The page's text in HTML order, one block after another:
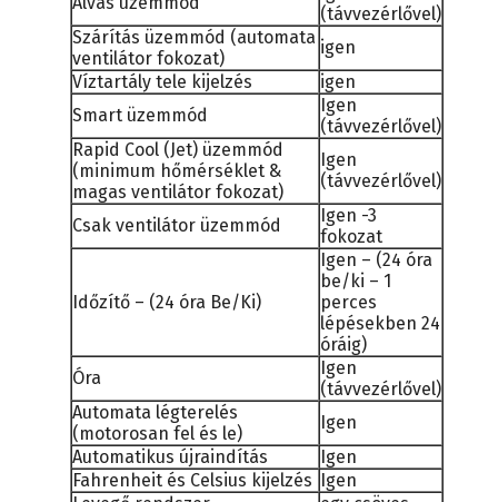
(távvezérlővel)
Szárítás üzemmód (automata
ventilátor fokozat)
igen
Víztartály tele kijelzés
igen
Smart üzemmód
Igen
(távvezérlővel)
Rapid Cool (Jet) üzemmód
(minimum hőmérséklet &
magas ventilátor fokozat)
Igen
(távvezérlővel)
Csak ventilátor üzemmód
Igen -3
fokozat
Időzítő – (24 óra Be/Ki)
Igen – (24 óra
be/ki – 1
perces
lépésekben 24
óráig)
Óra
Igen
(távvezérlővel)
Automata légterelés
(motorosan fel és le)
Igen
Automatikus újraindítás
Igen
Fahrenheit és Celsius kijelzés Igen